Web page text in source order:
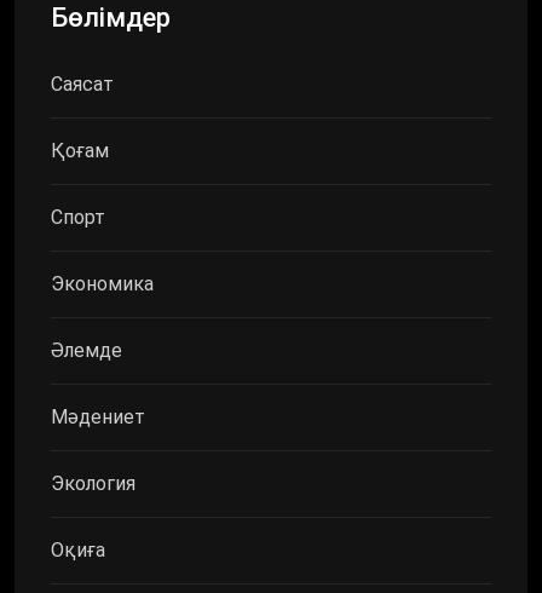
Бөлімдер
Саясат
Қоғам
Спорт
Экономика
Әлемде
Мәдениет
Экология
Оқиға